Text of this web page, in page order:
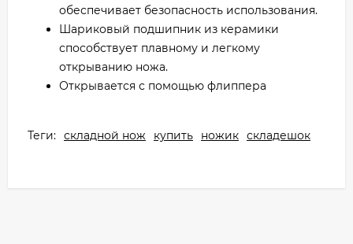
обеспечивает безопасность использования.
Шариковый подшипник из керамики
способствует плавному и легкому
открыванию ножа.
Открывается с помощью флиппера
Теги: складной нож купить ножик складешок